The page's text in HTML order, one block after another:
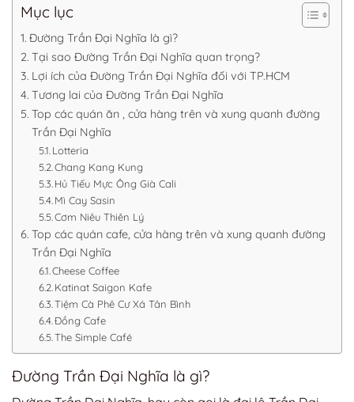
Mục lục
Đường Trần Đại Nghĩa là gì?
Tại sao Đường Trần Đại Nghĩa quan trọng?
Lợi ích của Đường Trần Đại Nghĩa đối với TP.HCM
Tương lai của Đường Trần Đại Nghĩa
Top các quán ăn , cửa hàng trên và xung quanh đường
Trần Đại Nghĩa
Lotteria
Chang Kang Kung
Hủ Tiếu Mực Ông Già Cali
Mì Cay Sasin
Cơm Niêu Thiên Lý
Top các quán cafe, cửa hàng trên và xung quanh đường
Trần Đại Nghĩa
Cheese Coffee
Katinat Saigon Kafe
Tiệm Cà Phê Cư Xá Tân Bình
Đồng Cafe
The Simple Café
Đường Trần Đại Nghĩa là gì?